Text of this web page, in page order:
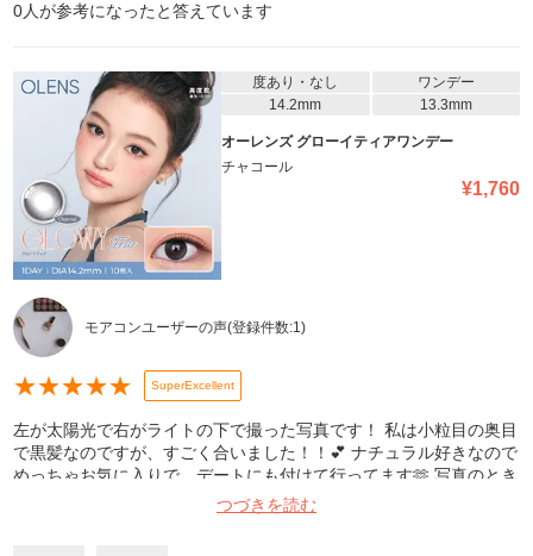
0人が参考になったと答えています
度あり・なし
ワンデー
14.2mm
13.3mm
オーレンズ グローイティアワンデー
チャコール
¥1,760
モアコンユーザーの声(登録件数:1)
★★★★★ SuperExcellent
左が太陽光で右がライトの下で撮った写真です！ 私は小粒目の奥目
で黒髪なのですが、すごく合いました！！💕 ナチュラル好きなので
めっちゃお気に入りで、デートにも付けて行ってます🫶 写真のとき
若干黒コンぽくなるときもあるのですが、実物で見ると目がきゅる
きゅるになって本当にかわいいので、いつもストック買いしてます
つづきを読む